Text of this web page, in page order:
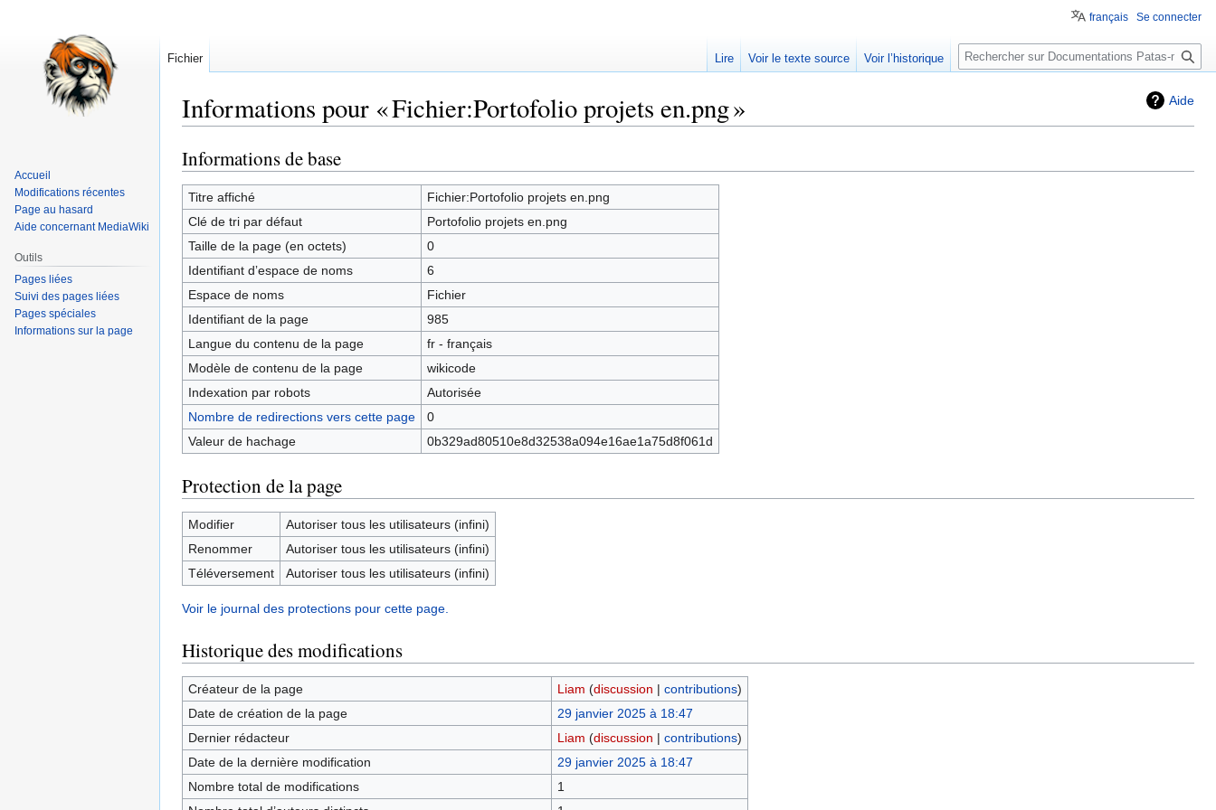
Aide
Informations pour « Fichier:Portofolio projets en.png »
Aller
à
la
navigation
Aller
à
la
recherche
Informations de base
Titre affiché
Fichier:Portofolio projets en.png
Clé de tri par défaut
Portofolio projets en.png
Taille de la page (en octets)
0
Identifiant dʼespace de noms
6
Espace de noms
Fichier
Identifiant de la page
985
Langue du contenu de la page
fr - français
Modèle de contenu de la page
wikicode
Indexation par robots
Autorisée
Nombre de redirections vers cette page
0
Valeur de hachage
0b329ad80510e8d32538a094e16ae1a75d8f061d
Protection de la page
Modifier
Autoriser tous les utilisateurs (infini)
Renommer
Autoriser tous les utilisateurs (infini)
Téléversement
Autoriser tous les utilisateurs (infini)
Voir le journal des protections pour cette page.
Historique des modifications
Créateur de la page Liam (discussion | contributions)
Date de création de la page
29 janvier 2025 à 18:47
Dernier rédacteur
Liam (discussion | contributions)
Date de la dernière modification
29 janvier 2025 à 18:47
Nombre total de modifications
1
français Se connecter
Fichier Lire Voir le texte source Voir l’historique
Rechercher
Accueil
Modifications récentes
Page au hasard
Aide concernant MediaWiki
Outils
Pages liées
Suivi des pages liées
Pages spéciales
Informations sur la page